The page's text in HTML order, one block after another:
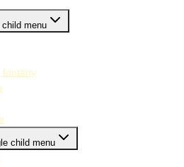
child menu
fontány
child menu